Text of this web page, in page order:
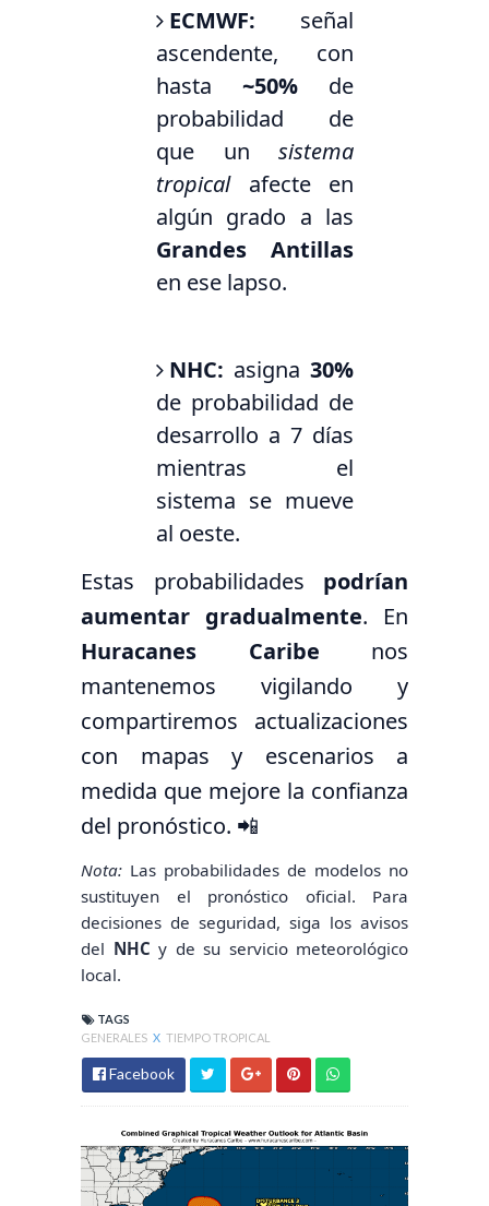
ECMWF: señal
ascendente, con
hasta~50% de
probabilidad de
que un sistema
tropicalafecte en
algún grado a las
Grandes Antillas
en ese lapso.
NHC: asigna 30%
de probabilidad de
desarrollo a 7 días
mientras el
sistema se mueve
al oeste.
Estas probabilidades podrían
aumentar gradualmente. En
Huracanes Caribe nos
mantenemos vigilando y
compartiremos actualizaciones
con mapas y escenarios a
medida que mejore la confianza
del pronóstico. 📲
Nota: Las probabilidades de modelos no
sustituyen el pronóstico oficial. Para
decisiones de seguridad, siga los avisos
del NHC y de su servicio meteorológico
local.
TAGS
GENERALES X TIEMPO TROPICAL
Facebook